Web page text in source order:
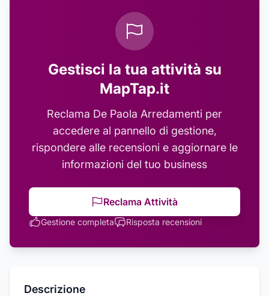
Gestisci la tua attività su
MapTap.it
Reclama De Paola Arredamenti per
accedere al pannello di gestione,
rispondere alle recensioni e aggiornare le
informazioni del tuo business
Reclama Attività
Gestione completa Risposta recensioni
Descrizione